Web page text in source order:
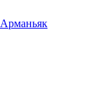
Арманьяк